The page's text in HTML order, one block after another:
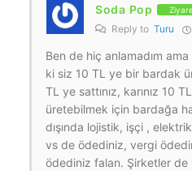
Soda Pop
Reply to Turu
Ben de hiç anlamadım
ki siz 10 TL ye bir bardak
TL ye sattınız, karınız 10
üretebilmek için bardağa
dışında lojistik, işçi ,
vs de ödediniz, vergi
ödediniz falan. Şirketler